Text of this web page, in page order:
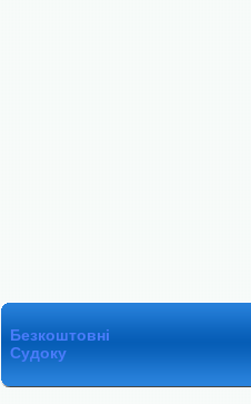
Безкоштовні
Судоку